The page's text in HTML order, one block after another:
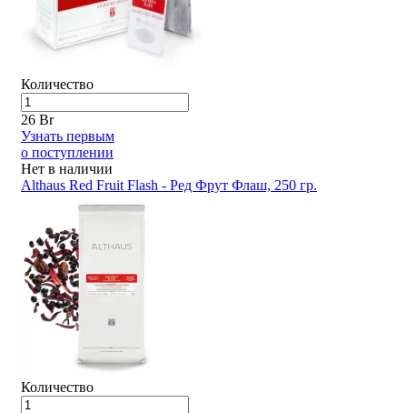
Количество
26 Br
Узнать первым
о поступлении
Нет в наличии
Althaus Red Fruit Flash - Ред Фрут Флаш, 250 гр.
Количество